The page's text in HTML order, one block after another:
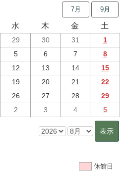
7月 9月
水 木 金 土
29 30 31
1
5 6 7
8
12 13 14
15
19 20 21
22
26 27 28
29
2 3 4 5
休館日